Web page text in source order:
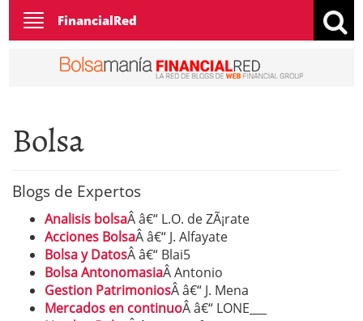
Toggle
navigation
FinancialRed
Bolsa
Blogs de Expertos
Analisis bolsaÂ â€“ L.O. de ZÃ¡rate
Acciones BolsaÂ â€“ J. Alfayate
Bolsa y DatosÂ â€“ Blai5
Bolsa AntonomasiaÂ Antonio
Gestion PatrimoniosÂ â€“ J. Mena
Mercados en continuoÂ â€“ LONE___